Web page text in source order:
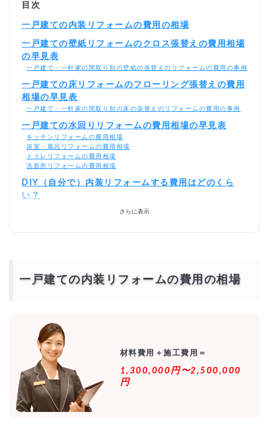
目次
一戸建ての内装リフォームの費用の相場
一戸建ての壁紙リフォームのクロス張替えの費用相場
の早見表
一戸建て・一軒家の間取り別の壁紙の張替えのリフォームの費用の事例
一戸建ての床リフォームのフローリング張替えの費用
相場の早見表
一戸建て・一軒家の間取り別の床の張替えのリフォームの費用の事例
一戸建ての水回りリフォームの費用相場の早見表
キッチンリフォームの費用相場
浴室・風呂リフォームの費用相場
トイレリフォームの費用相場
洗面所リフォームの費用相場
DIY（自分で）内装リフォームする費用はどのくら
い？
床リフォームのDIYの費用をプロと比較
一戸建ての内装リフォームを激安・格安でするには？
さらに表示
一戸建ての内装リフォームの費用の相場
材料費用＋施工費用＝
1,300,000円〜2,500,000
円